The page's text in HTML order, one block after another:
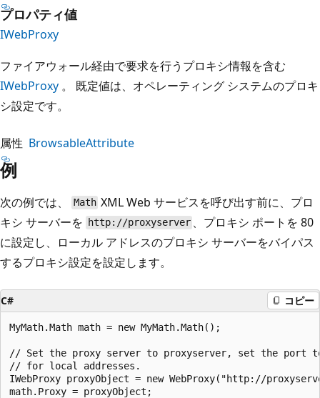
プロパティ値
IWebProxy
ファイアウォール経由で要求を行うプロキシ情報を含む
IWebProxy 。 既定値は、オペレーティング システムのプロキ
シ設定です。
属性 BrowsableAttribute
例
次の例では、 Math XML Web サービスを呼び出す前に、プロ
キシ サーバーを
http://proxyserver 、プロキシ ポートを 80
に設定し、ローカル アドレスのプロキシ サーバーをバイパス
するプロキシ設定を設定します。
C# コピー
MyMath.Math math = new MyMath.Math();
// Set the proxy server to proxyserver, set the port
// for local addresses.
IWebProxy proxyObject = new WebProxy("http://
math.Proxy = proxyObject;